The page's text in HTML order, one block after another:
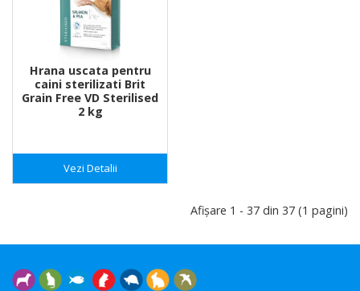
Hrana uscata pentru
caini sterilizati Brit
Grain Free VD Sterilised
2 kg
Vezi Detalii
Afişare 1 - 37 din 37 (1 pagini)